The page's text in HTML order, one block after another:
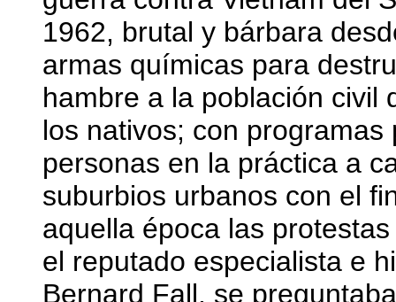
1962, brutal y bárbara
armas químicas para
hambre a la población civil
los nativos; con
personas en la práctica a
suburbios urbanos con el
aquella época las
el reputado especialista e
Bernard Fall, se